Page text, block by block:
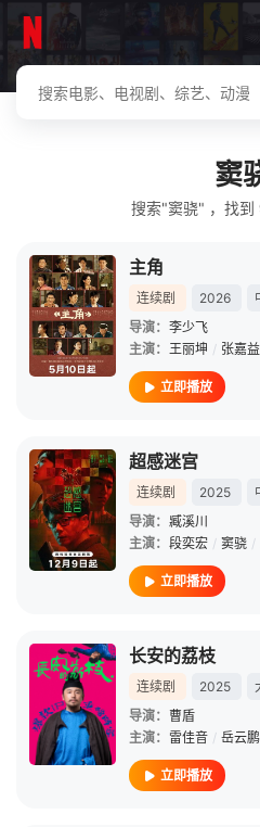
我的观影
窦
搜索"窦骁" ，找到
主角
连续剧 2026
导演： 李少飞
主演： 王丽坤 / 张嘉益
立即播放
超感迷宫
连续剧 2025
导演： 臧溪川
主演： 段奕宏 / 窦骁 /
立即播放
长安的荔枝
连续剧 2025
导演： 曹盾
主演： 雷佳音 / 岳云鹏
立即播放